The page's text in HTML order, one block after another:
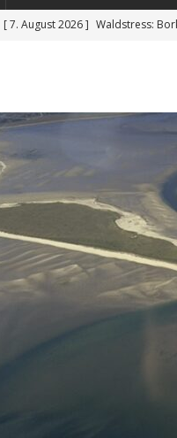
[ 7. August 2026 ] Waldstress:
eingesetz
AKTUELLES